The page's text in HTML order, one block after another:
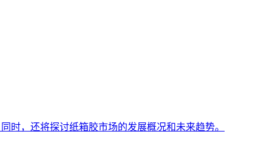
时，还将探讨纸箱胶市场的发展概况和未来趋势。